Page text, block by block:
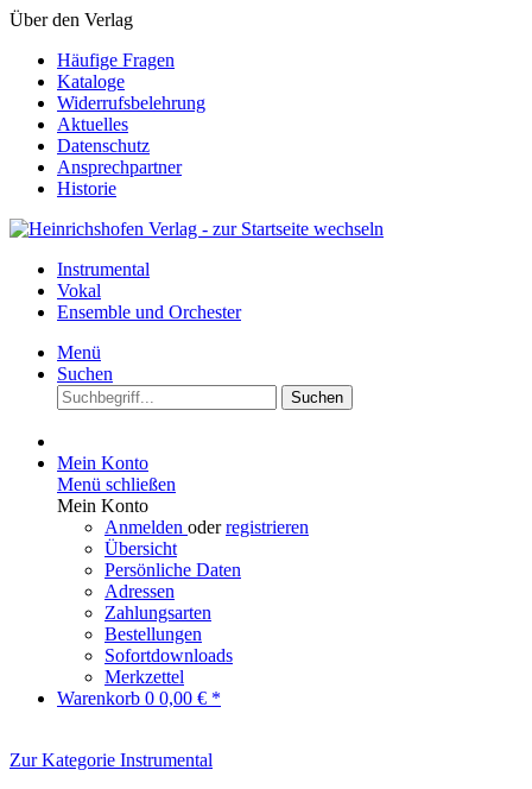
Über den Verlag
Häufige Fragen
Kataloge
Widerrufsbelehrung
Aktuelles
Datenschutz
Ansprechpartner
Historie
Instrumental
Vokal
Ensemble und Orchester
Menü
Suchen
Suchen
Mein Konto
Menü schließen
Mein Konto
Anmelden oderregistrieren
Übersicht
Persönliche Daten
Adressen
Zahlungsarten
Bestellungen
Sofortdownloads
Merkzettel
Warenkorb 0 0,00 € *
Zur Kategorie Instrumental